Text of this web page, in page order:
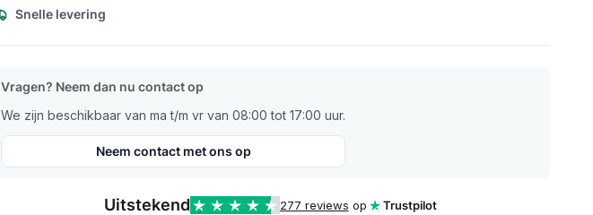
Snelle levering
Vragen? Neem dan nu contact op
We zijn beschikbaar van ma t/m vr van 08:00 tot 17:00 uur.
Neem contact met ons op
Uitstekend 277 reviews op Trustpilot